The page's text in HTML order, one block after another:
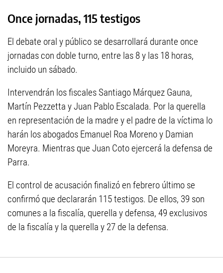
Once jornadas, 115 testigos
El debate oral y público se desarrollará durante once
jornadas con doble turno, entre las 8 y las 18 horas,
incluido un sábado.
Intervendrán los fiscales Santiago Márquez Gauna,
Martín Pezzetta y Juan Pablo Escalada. Por la querella
en representación de la madre y el padre de la víctima lo
harán los abogados Emanuel Roa Moreno y Damian
Moreyra. Mientras que Juan Coto ejercerá la defensa de
Parra.
El control de acusación finalizó en febrero último se
confirmó que declararán 115 testigos. De ellos, 39 son
comunes a la fiscalía, querella y defensa, 49 exclusivos
de la fiscalía y la querella y 27 de la defensa.